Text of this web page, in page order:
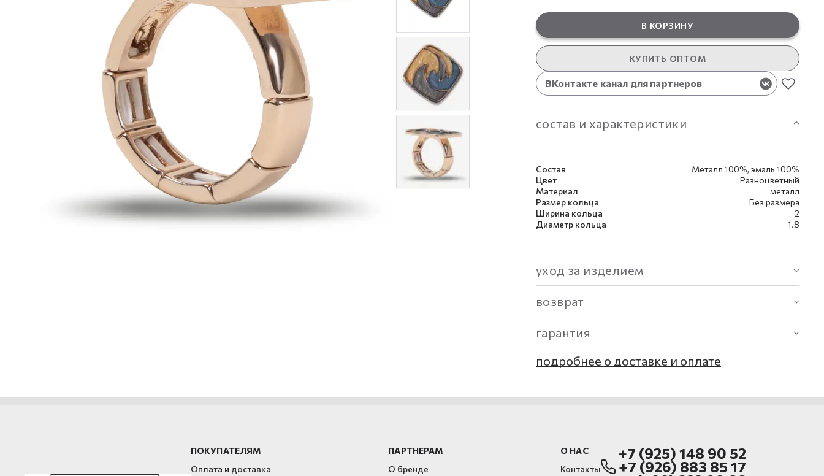
В КОРЗИНУ
КУПИТЬ ОПТОМ
ВКонтакте канал для партнеров
состав и характеристики
Состав
Металл 100%, эмаль 100%
Цвет
Разноцветный
Материал
металл
Размер кольца
Без размера
Ширина кольца
2
Диаметр кольца
1.8
уход за изделием
возврат
гарантия
подробнее о доставке и оплате
ПОКУПАТЕЛЯМ
Оплата и доставка
ПАРТНЕРАМ
О бренде
О НАС
Контакты
+7 (925) 148 90 52
+7 (926) 883 85 17